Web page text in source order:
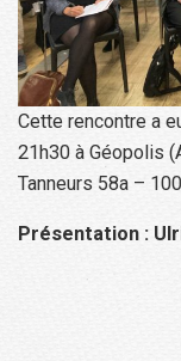
Cette rencontre a
21h30 à Géopolis
Tanneurs 58a –
Présentation :